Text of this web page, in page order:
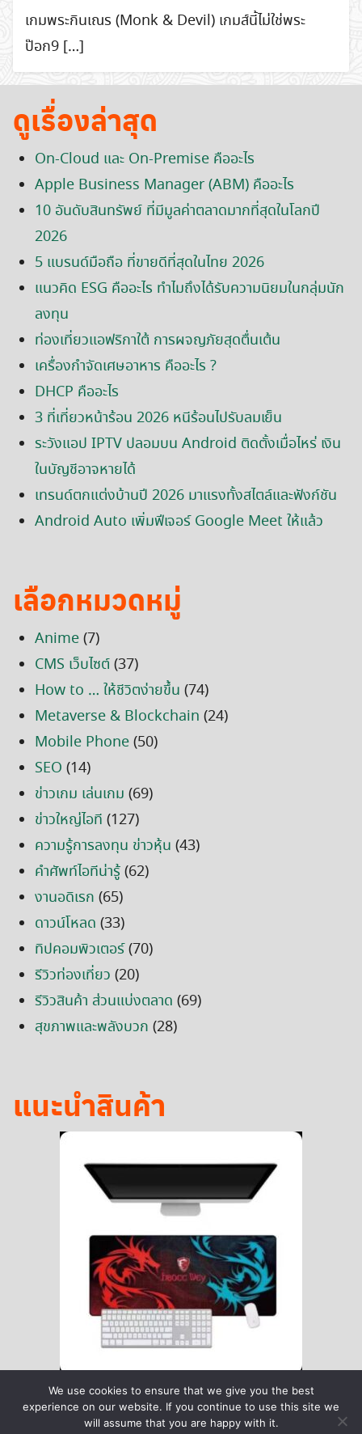
Search
for:
เกมพระกินเณร (Monk & Devil) เกมส์นี้ไม่ใช่พระ
ป๊อก9 […]
ดูเรื่องล่าสุด
On-Cloud และ On-Premise คืออะไร
Apple Business Manager (ABM) คืออะไร
10 อันดับสินทรัพย์ ที่มีมูลค่าตลาดมากที่สุดในโลกปี
2026
5 แบรนด์มือถือ ที่ขายดีที่สุดในไทย 2026
แนวคิด ESG คืออะไร ทำไมถึงได้รับความนิยมในกลุ่มนัก
ลงทุน
ท่องเที่ยวแอฟริกาใต้ การผจญภัยสุดตื่นเต้น
เครื่องกำจัดเศษอาหาร คืออะไร ?
DHCP คืออะไร
3 ที่เที่ยวหน้าร้อน 2026 หนีร้อนไปรับลมเย็น
ระวังแอป IPTV ปลอมบน Android ติดตั้งเมื่อไหร่ เงิน
ในบัญชีอาจหายได้
เทรนด์ตกแต่งบ้านปี 2026 มาแรงทั้งสไตล์และฟังก์ชัน
Android Auto เพิ่มฟีเจอร์ Google Meet ให้แล้ว
เลือกหมวดหมู่
Anime(7)
CMS เว็บไซต์(37)
How to … ให้ชีวิตง่ายขึ้น (74)
Metaverse & Blockchain (24)
Mobile Phone(50)
SEO (14)
ข่าวเกม เล่นเกม (69)
ข่าวใหญ่ไอที (127)
ความรู้การลงทุน ข่าวหุ้น (43)
คำศัพท์ไอทีน่ารู้(62)
งานอดิเรก (65)
ดาวน์โหลด (33)
ทิปคอมพิวเตอร์(70)
รีวิวท่องเที่ยว (20)
รีวิวสินค้า ส่วนแบ่งตลาด (69)
สุขภาพและพลังบวก (28)
แนะนำสินค้า
We use cookies to ensure that we give you the best
experience on our website. If you continue to use this site we
will assume that you are happy with it.